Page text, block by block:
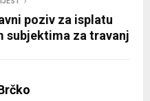
poziv za isplatu
subjektima za travanj